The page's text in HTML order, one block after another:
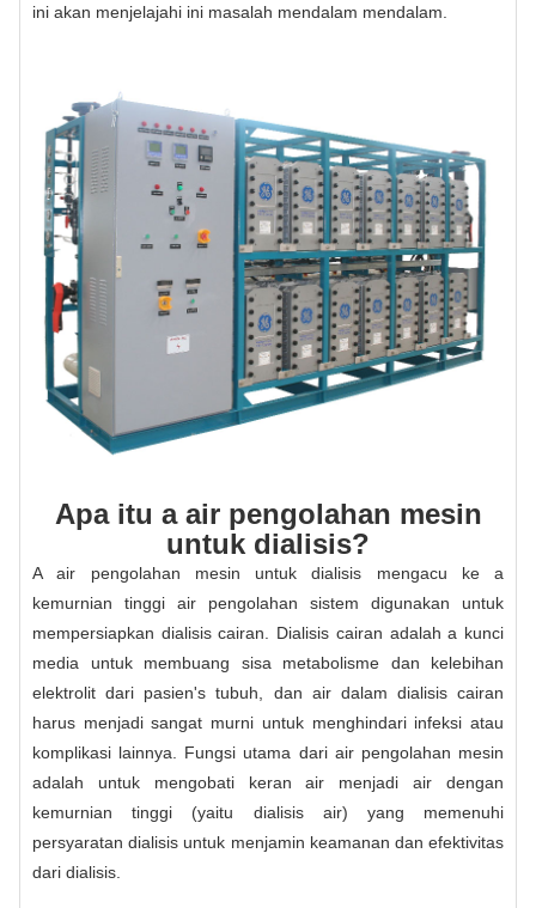
ini akan menjelajahi ini masalah mendalam mendalam.
Apa itu a air pengolahan mesin
untuk dialisis?
A air pengolahan mesin untuk dialisis mengacu ke a
kemurnian tinggi air pengolahan sistem digunakan untuk
mempersiapkan dialisis cairan. Dialisis cairan adalah a kunci
media untuk membuang sisa metabolisme dan kelebihan
elektrolit dari pasien's tubuh, dan air dalam dialisis cairan
harus menjadi sangat murni untuk menghindari infeksi atau
komplikasi lainnya. Fungsi utama dari air pengolahan mesin
adalah untuk mengobati keran air menjadi air dengan
kemurnian tinggi (yaitu dialisis air) yang memenuhi
persyaratan dialisis untuk menjamin keamanan dan efektivitas
dari dialisis.